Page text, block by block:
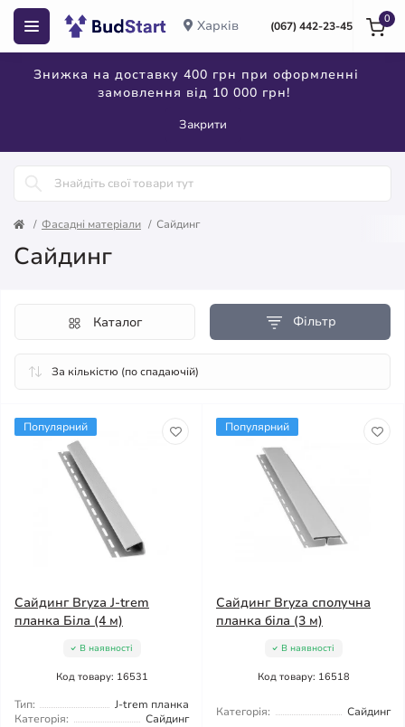
Харків (067) 442-23-45
Знижка на доставку 400 грн при оформленні
замовлення від 10 000 грн!
Закрити
0
Фасадні матеріали Сайдинг
Сайдинг
Фільтр
Каталог
Популярний
Сайдинг Bryza J-trem
планка Біла (4 м)
В наявності
Код товару: 16531
Тип:
J-trem планка
Категорія:
Сайдинг
Популярний
Сайдинг Bryza сполучна
планка біла (3 м)
В наявності
Код товару: 16518
Категорія: Сайдинг